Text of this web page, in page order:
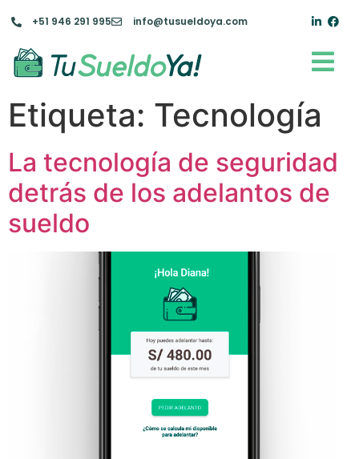
+51 946 291 995 info@tusueldoya.com
Etiqueta: Tecnología
La tecnología de seguridad
detrás de los adelantos de
sueldo